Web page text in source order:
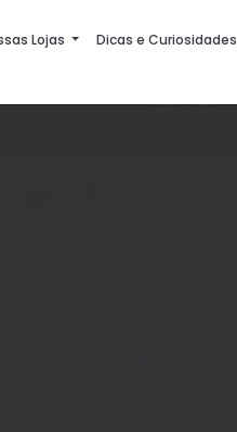
Lojas Dicas e Curiosidades